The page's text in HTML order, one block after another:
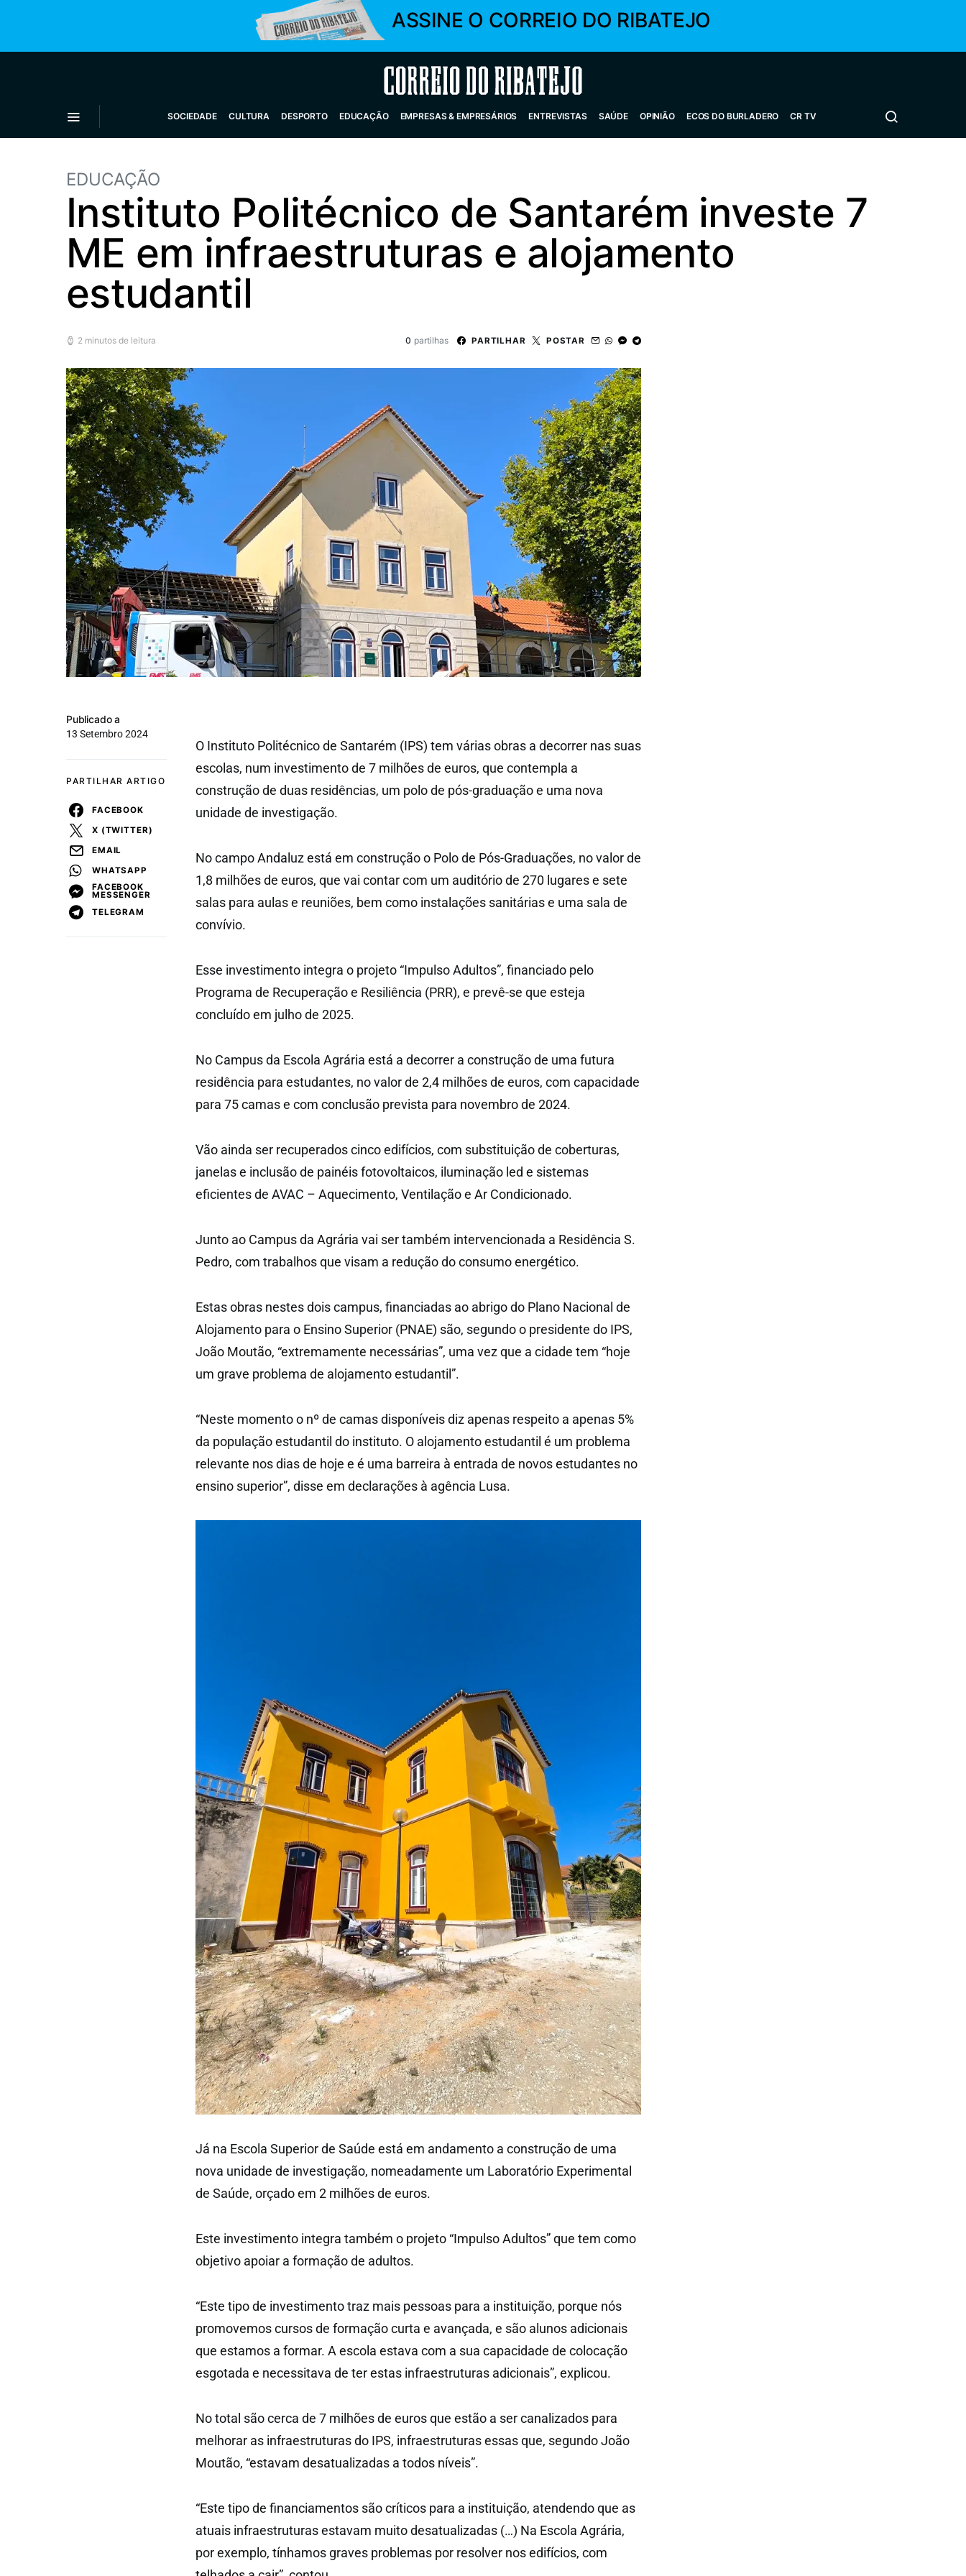
ASSINE O CORREIO DO RIBATEJO
Correio do Ribatejo
SOCIEDADE CULTURA DESPORTO EDUCAÇÃO EMPRESAS & EMPRESÁRIOS ENTREVISTAS SAÚDE OPINIÃO ECOS DO BURLADERO CR TV
EDUCAÇÃO
Instituto Politécnico de Santarém investe 7
ME em infraestruturas e alojamento
estudantil
2 minutos de leitura 0 partilhas PARTILHAR POSTAR
Publicado a
13 Setembro 2024
PARTILHAR ARTIGO
FACEBOOK
X (TWITTER)
EMAIL
WHATSAPP
FACEBOOK
MESSENGER
TELEGRAM
O Instituto Politécnico de Santarém (IPS) tem várias obras a decorrer nas suas
escolas, num investimento de 7 milhões de euros, que contempla a
construção de duas residências, um polo de pós-graduação e uma nova
unidade de investigação.
No campo Andaluz está em construção o Polo de Pós-Graduações, no valor de
1,8 milhões de euros, que vai contar com um auditório de 270 lugares e sete
salas para aulas e reuniões, bem como instalações sanitárias e uma sala de
convívio.
Esse investimento integra o projeto “Impulso Adultos”, financiado pelo
Programa de Recuperação e Resiliência (PRR), e prevê-se que esteja
concluído em julho de 2025.
No Campus da Escola Agrária está a decorrer a construção de uma futura
residência para estudantes, no valor de 2,4 milhões de euros, com capacidade
para 75 camas e com conclusão prevista para novembro de 2024.
Vão ainda ser recuperados cinco edifícios, com substituição de coberturas,
janelas e inclusão de painéis fotovoltaicos, iluminação led e sistemas
eficientes de AVAC – Aquecimento, Ventilação e Ar Condicionado.
Junto ao Campus da Agrária vai ser também intervencionada a Residência S.
Pedro, com trabalhos que visam a redução do consumo energético.
Estas obras nestes dois campus, financiadas ao abrigo do Plano Nacional de
Alojamento para o Ensino Superior (PNAE) são, segundo o presidente do IPS,
João Moutão, “extremamente necessárias”, uma vez que a cidade tem “hoje
um grave problema de alojamento estudantil”.
“Neste momento o nº de camas disponíveis diz apenas respeito a apenas 5%
da população estudantil do instituto. O alojamento estudantil é um problema
relevante nos dias de hoje e é uma barreira à entrada de novos estudantes no
ensino superior”, disse em declarações à agência Lusa.
Já na Escola Superior de Saúde está em andamento a construção de uma
nova unidade de investigação, nomeadamente um Laboratório Experimental
de Saúde, orçado em 2 milhões de euros.
Este investimento integra também o projeto “Impulso Adultos” que tem como
objetivo apoiar a formação de adultos.
“Este tipo de investimento traz mais pessoas para a instituição, porque nós
promovemos cursos de formação curta e avançada, e são alunos adicionais
que estamos a formar. A escola estava com a sua capacidade de colocação
esgotada e necessitava de ter estas infraestruturas adicionais”, explicou.
No total são cerca de 7 milhões de euros que estão a ser canalizados para
melhorar as infraestruturas do IPS, infraestruturas essas que, segundo João
Moutão, “estavam desatualizadas a todos níveis”.
“Este tipo de financiamentos são críticos para a instituição, atendendo que as
atuais infraestruturas estavam muito desatualizadas (…) Na Escola Agrária,
por exemplo, tínhamos graves problemas por resolver nos edifícios, com